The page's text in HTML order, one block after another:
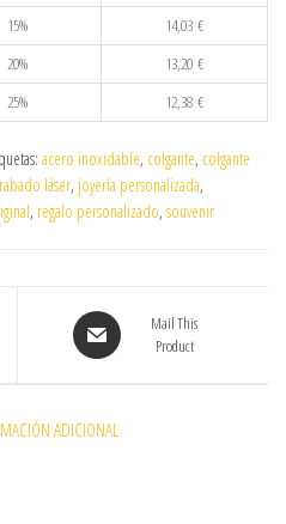
15% 14,03 €
20% 13,20 €
25% 12,38 €
acero inoxidable, colgante, colgante
láser, joyería personalizada,
, regalo personalizado, souvenir
Mail This
Product
ADICIONAL